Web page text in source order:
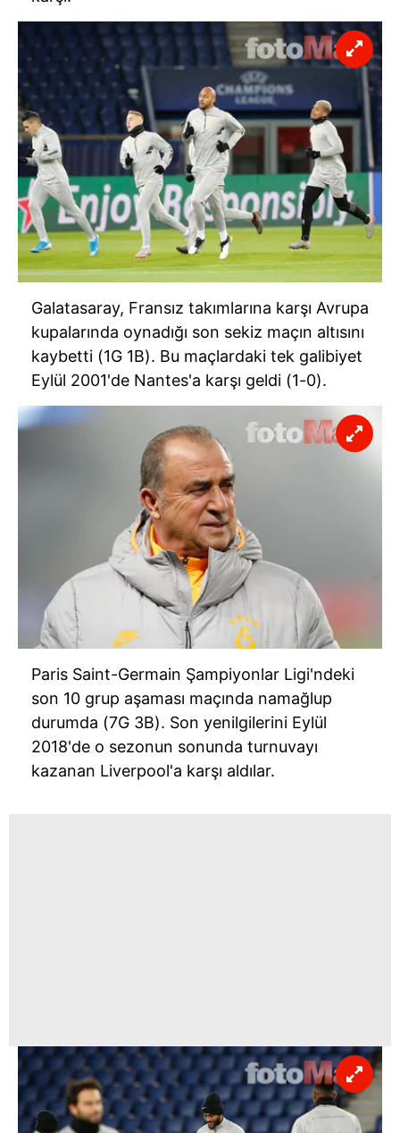
Galatasaray, Fransız takımlarına karşı Avrupa
kupalarında oynadığı son sekiz maçın altısını
kaybetti (1G 1B). Bu maçlardaki tek galibiyet
Eylül 2001'de Nantes'a karşı geldi (1-0).
Paris Saint-Germain Şampiyonlar Ligi'ndeki
son 10 grup aşaması maçında namağlup
durumda (7G 3B). Son yenilgilerini Eylül
2018'de o sezonun sonunda turnuvayı
kazanan Liverpool'a karşı aldılar.